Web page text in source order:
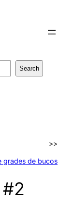
Search
>>
grades de bucos